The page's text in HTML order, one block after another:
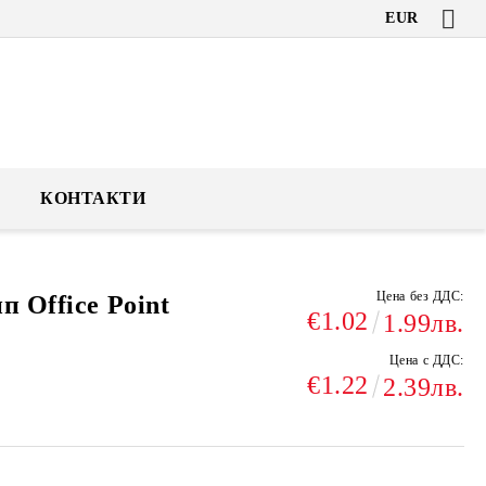
EUR
КОНТАКТИ
Office Point
Цена без ДДС:
€1.02 1.99лв.
Цена с ДДС:
€1.22 2.39лв.